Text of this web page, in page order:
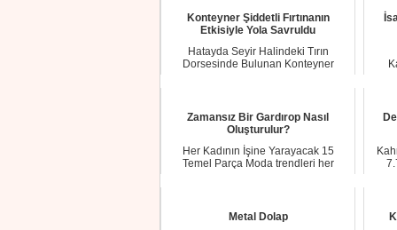
Konteyner Şiddetli Fırtınanın
Etkisiyle Yola Savruldu
Hatayda Seyir Halindeki Tırın
Dorsesinde Bulunan Konteyner
Zamansız Bir Gardırop Nasıl
Oluşturulur?
Her Kadının İşine Yarayacak 15
Temel Parça Moda trendleri her
Metal Dolap